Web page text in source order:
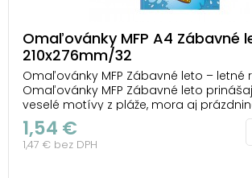
Omaľovánky MFP A4 Zábavné
210x276mm/32
Omaľovánky MFP Zábavné leto – letné
Omaľovánky MFP Zábavné leto
veselé motívy z pláže, mora aj
dobrodružstiev. Nájdete tu surfovanie,
vode aj ďalšie radosti, ktoré k letu
sa premení na prázdninový príbeh, do
1,54 €
1,47 € bez DPH